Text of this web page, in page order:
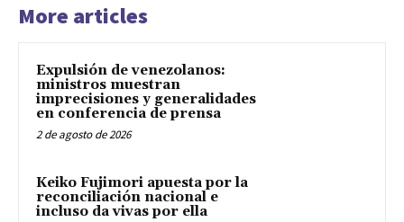
More articles
Expulsión de venezolanos:
ministros muestran
imprecisiones y generalidades
en conferencia de prensa
2 de agosto de 2026
Keiko Fujimori apuesta por la
reconciliación nacional e
incluso da vivas por ella